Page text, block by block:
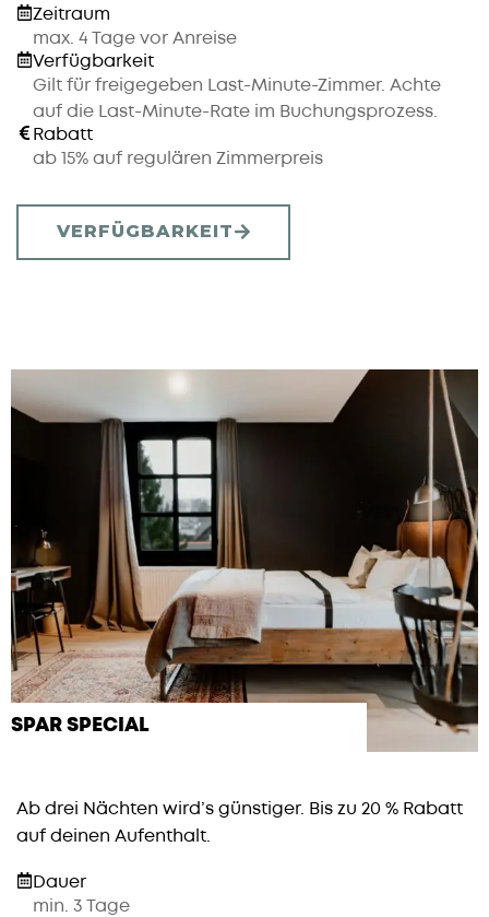
Zeitraum
max. 4 Tage vor Anreise
Verfügbarkeit
Gilt für freigegeben Last-Minute-Zimmer. Achte
auf die Last-Minute-Rate im Buchungsprozess.
Rabatt
ab 15% auf regulären Zimmerpreis
VERFÜGBARKEIT
SPAR SPECIAL
Ab drei Nächten wird’s günstiger. Bis zu 20 % Rabatt
auf deinen Aufenthalt.
Dauer
min. 3 Tage